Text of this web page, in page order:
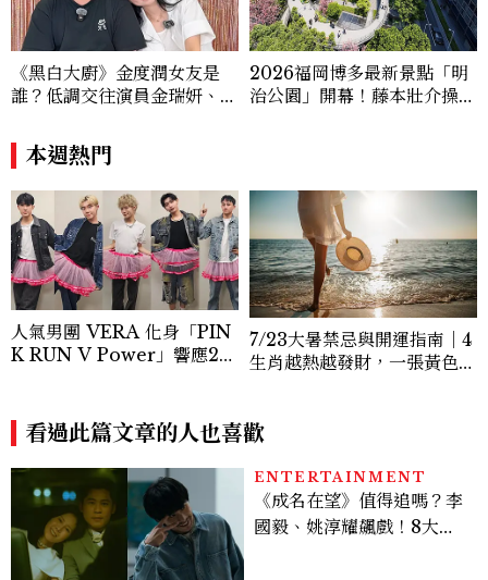
《黑白大廚》金度潤女友是
誰？低調交往演員金瑞妍、曾
風穿搭是日常範本！
2026福岡博多最新景點「明
治公園」開幕！藤本壯介操刀
本週熱門
人氣男團 VERA 化身「PIN
K RUN V Power」響應20
量！
7/23大暑禁忌與開運指南｜4
生肖越熱越發財，一張黃色紙
看過此篇文章的人也喜歡
ENTERTAINMENT
《成名在望》值得追嗎？李
國毅、姚淳耀飆戲！8大看